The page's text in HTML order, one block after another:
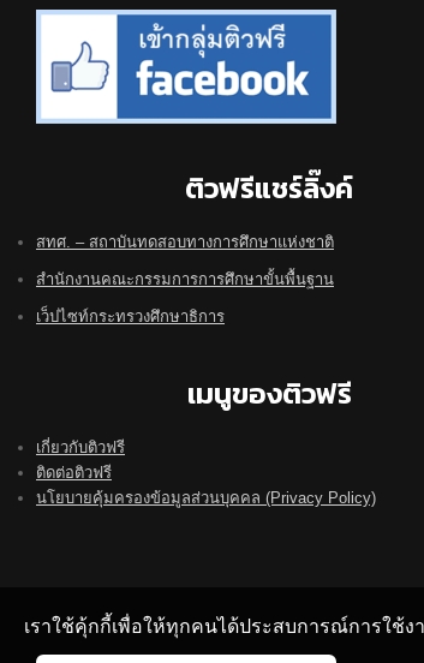
ติวฟรีแชร์ลิ๊งค์
สทศ. – สถาบันทดสอบทางการศึกษาแห่งชาติ
สำนักงานคณะกรรมการการศึกษาขั้นพื้นฐาน
เว็ปไซท์กระทรวงศึกษาธิการ
เมนูของติวฟรี
เกี่ยวกับติวฟรี
ติดต่อติวฟรี
นโยบายคุ้มครองข้อมูลส่วนบุคคล (Privacy Policy)
เราใช้คุ้กกี้เพื่อให้ทุกคนได้ประสบการณ์การใช้